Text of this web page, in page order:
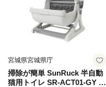
宮城県宮城県庁
掃除が簡単 SunRuck 半自動
猫用トイレ SR-ACT01-GY グ